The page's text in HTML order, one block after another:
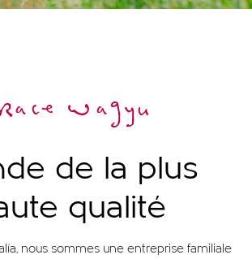
Wagyu
de la plus
qualité
nous sommes une entreprise familiale